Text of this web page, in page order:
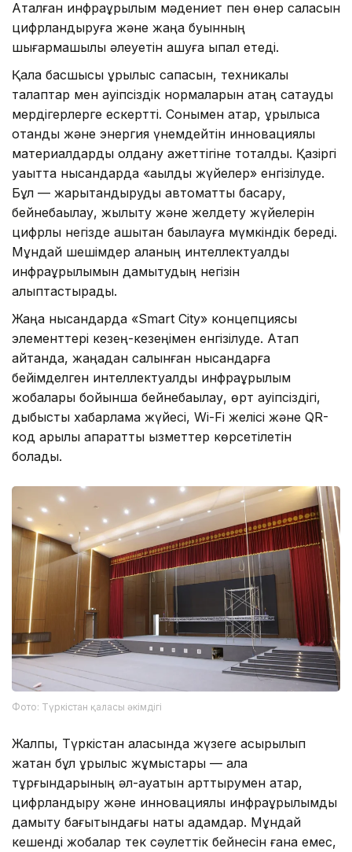
Аталған инфрақұрылым мәдениет пен өнер саласын
цифрландыруға және жаңа буынның
шығармашылық әлеуетін ашуға ықпал етеді.
Қала басшысы құрылыс сапасын, техникалық
талаптар мен қауіпсіздік нормаларын қатаң сақтауды
мердігерлерге ескертті. Сонымен қатар, құрылысқа
отандық және энергия үнемдейтін инновациялық
материалдарды қолдану қажеттігіне тоқталды. Қазіргі
уақытта нысандарда «ақылды жүйелер» енгізілуде.
Бұл — жарықтандыруды автоматты басқару,
бейнебақылау, жылыту және желдету жүйелерін
цифрлық негізде қашықтан бақылауға мүмкіндік береді.
Мұндай шешімдер қаланың интеллектуалдық
инфрақұрылымын дамытудың негізін
қалыптастырады.
Жаңа нысандарда «Smart City» концепциясы
элементтері кезең-кезеңімен енгізілуде. Атап
айтқанда, жаңадан салынған нысандарға
бейімделген интеллектуалды инфрақұрылым
жобалары бойынша бейнебақылау, өрт қауіпсіздігі,
дыбыстық хабарлама жүйесі, Wi-Fi желісі және QR-
код арқылы ақпараттық қызметтер көрсетілетін
болады.
Фото: Түркістан қаласы әкімдігі
Жалпы, Түркістан қаласында жүзеге асырылып
жатқан бұл құрылыс жұмыстары — қала
тұрғындарының әл-ауқатын арттырумен қатар,
цифрландыру және инновациялық инфрақұрылымды
дамыту бағытындағы нақты қадамдар. Мұндай
кешенді жобалар тек сәулеттік бейнесін ғана емес,